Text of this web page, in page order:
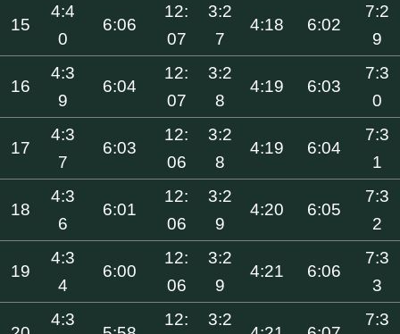
15
4:4
0
6:06
12:
07
3:2
7
4:18 6:02
7:2
9
16
4:3
9
6:04
12:
07
3:2
8
4:19 6:03
7:3
0
17
4:3
7
6:03
12:
06
3:2
8
4:19 6:04
7:3
1
18
4:3
6
6:01
12:
06
3:2
9
4:20 6:05
7:3
2
19
4:3
4
6:00
12:
06
3:2
9
4:21 6:06
7:3
3
4:3
12:
3:2
7:3